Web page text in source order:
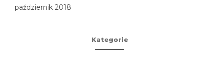
październik 2018
Kategorie